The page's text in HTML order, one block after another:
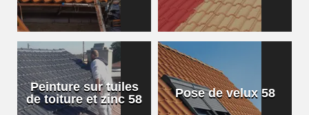
Peinture sur tuiles
de toiture et zinc 58
Pose de velux 58